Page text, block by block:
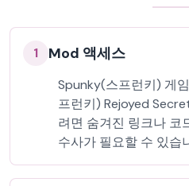
1 Mod 액세스
Spunky(스프런키) 게
프런키) Rejoyed
려면 숨겨진 링크나 코
수사가 필요할 수 있습